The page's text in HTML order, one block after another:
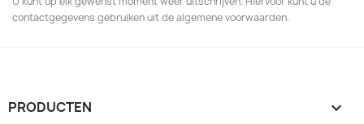
contactgegevens gebruiken uit de algemene voorwaarden.
PRODUCTEN 